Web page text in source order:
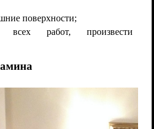
поверхности;
всех работ, произвести